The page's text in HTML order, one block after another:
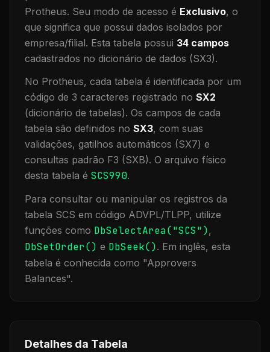
Protheus. Seu modo de acesso é Exclusivo, o
que significa que possui dados isolados por
empresa/filial. Esta tabela possui 34 campos
cadastrados no dicionário de dados (SX3).
No Protheus, cada tabela é identificada por um
código de 3 caracteres registrado no SX2
(dicionário de tabelas). Os campos de cada
tabela são definidos no SX3, com suas
validações, gatilhos automáticos (SX7) e
consultas padrão F3 (SXB). O arquivo físico
desta tabela é SCS990.
Para consultar ou manipular os registros da
tabela SCS em código ADVPL/TLPP, utilize
funções como DbSelectArea("SCS"),
DbSetOrder() e DbSeek(). Em inglês, esta
tabela é conhecida como "Approvers
Balances".
Detalhes da Tabela